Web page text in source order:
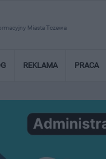
Miasta Tczewa
REKLAMA PRACA